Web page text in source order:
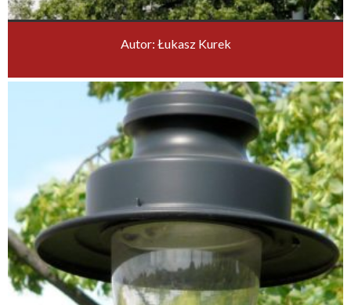
Autor: Łukasz Kurek